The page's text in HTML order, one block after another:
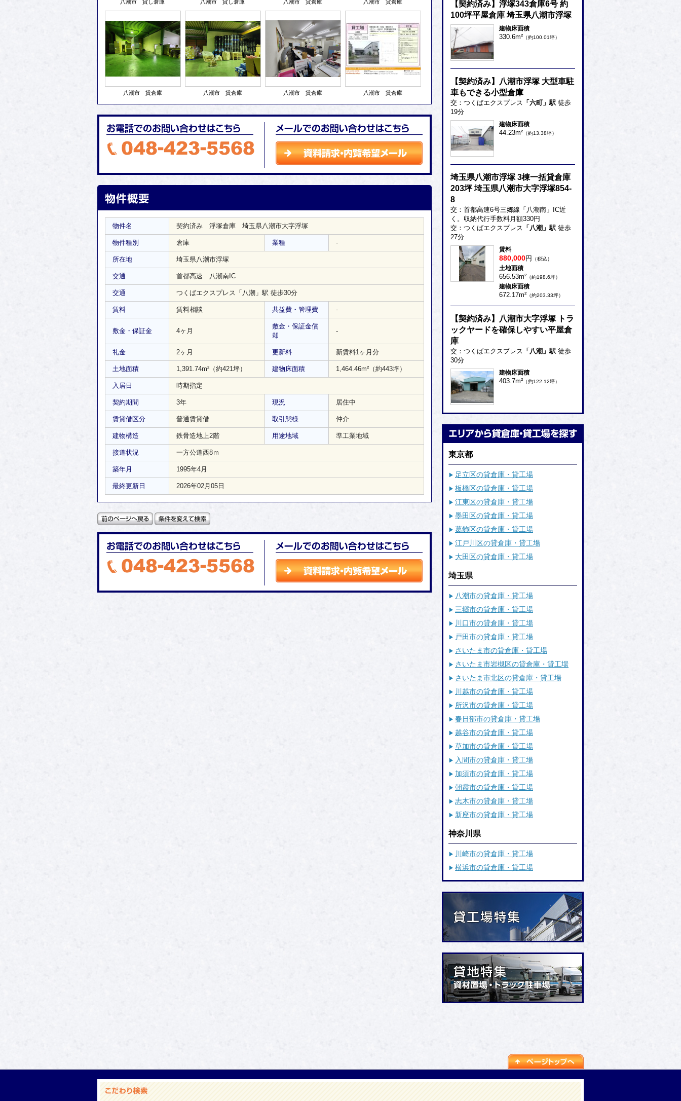
八潮市 貸し倉庫 八潮市 貸し倉庫 八潮市 貸倉庫 八潮市 貸倉庫
八潮市 貸倉庫 八潮市 貸倉庫 八潮市 貸倉庫 八潮市 貸倉庫
物件名 契約済み 浮塚倉庫 埼玉県八潮市大字浮塚
物件種別 倉庫 業種 -
所在地 埼玉県八潮市浮塚
交通 首都高速 八潮南IC
交通 つくばエクスプレス「八潮」駅 徒歩30分
賃料 賃料相談 共益費・管理費 -
敷金・保証金 4ヶ月
敷金・保証金償
却
-
礼金 2ヶ月 更新料 新賃料1ヶ月分
土地面積 1,391.74m² （約421坪） 建物床面積 1,464.46m² （約443坪）
入居日 時期指定
契約期間 3年 現況 居住中
賃貸借区分 普通賃貸借 取引態様 仲介
建物構造 鉄骨造地上2階 用途地域 準工業地域
接道状況 一方公道西8ｍ
築年月 1995年4月
最終更新日 2026年02月05日
【契約済み】浮塚343倉庫6号 約
100坪平屋倉庫 埼玉県八潮市浮塚
建物床面積
330.6m² （約100.01坪）
【契約済み】八潮市浮塚 大型車駐
車もできる小型倉庫
交：つくばエクスプレス 「六町」駅 徒歩
19分
建物床面積
44.23m² （約13.38坪）
埼玉県八潮市浮塚 3棟一括貸倉庫
203坪 埼玉県八潮市大字浮塚854-
8
交：首都高速6号三郷線「八潮南」IC近
く。収納代行手数料月額330円
交：つくばエクスプレス 「八潮」駅 徒歩
27分
賃料
880,000円 （税込）
土地面積
656.53m² （約198.6坪）
建物床面積
672.17m² （約203.33坪）
【契約済み】八潮市大字浮塚 トラ
ックヤードを確保しやすい平屋倉
庫
交：つくばエクスプレス 「八潮」駅 徒歩
30分
建物床面積
403.7m² （約122.12坪）
東京都
足立区の貸倉庫・貸工場
板橋区の貸倉庫・貸工場
江東区の貸倉庫・貸工場
墨田区の貸倉庫・貸工場
葛飾区の貸倉庫・貸工場
江戸川区の貸倉庫・貸工場
大田区の貸倉庫・貸工場
埼玉県
八潮市の貸倉庫・貸工場
三郷市の貸倉庫・貸工場
川口市の貸倉庫・貸工場
戸田市の貸倉庫・貸工場
さいたま市の貸倉庫・貸工場
さいたま市岩槻区の貸倉庫・貸工場
さいたま市北区の貸倉庫・貸工場
川越市の貸倉庫・貸工場
所沢市の貸倉庫・貸工場
春日部市の貸倉庫・貸工場
越谷市の貸倉庫・貸工場
草加市の貸倉庫・貸工場
入間市の貸倉庫・貸工場
加須市の貸倉庫・貸工場
朝霞市の貸倉庫・貸工場
志木市の貸倉庫・貸工場
新座市の貸倉庫・貸工場
神奈川県
川崎市の貸倉庫・貸工場
横浜市の貸倉庫・貸工場